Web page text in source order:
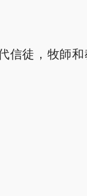
信徒，牧師